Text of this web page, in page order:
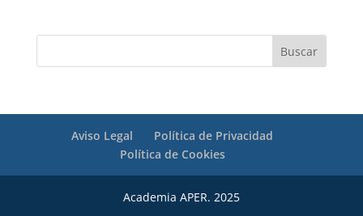
Aviso Legal
Política de Privacidad
Política de Cookies
Academia APER. 2025